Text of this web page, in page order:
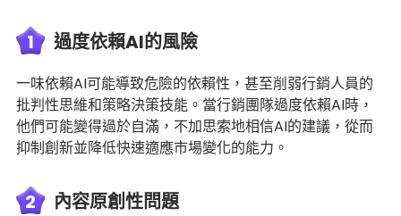
1 過度依賴AI的風險
一味依賴AI可能導致危險的依賴性，甚至削弱行銷人員的
批判性思維和策略決策技能。當行銷團隊過度依賴AI時，
他們可能變得過於自滿，不加思索地相信AI的建議，從而
抑制創新並降低快速適應市場變化的能力。
2 內容原創性問題